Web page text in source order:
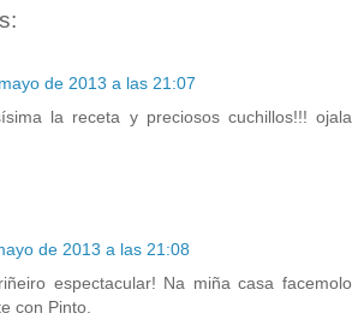
de 2013 a las 21:07
la receta y preciosos cuchillos!!! ojala
de 2013 a las 21:08
espectacular! Na miña casa facemolo
con Pinto.